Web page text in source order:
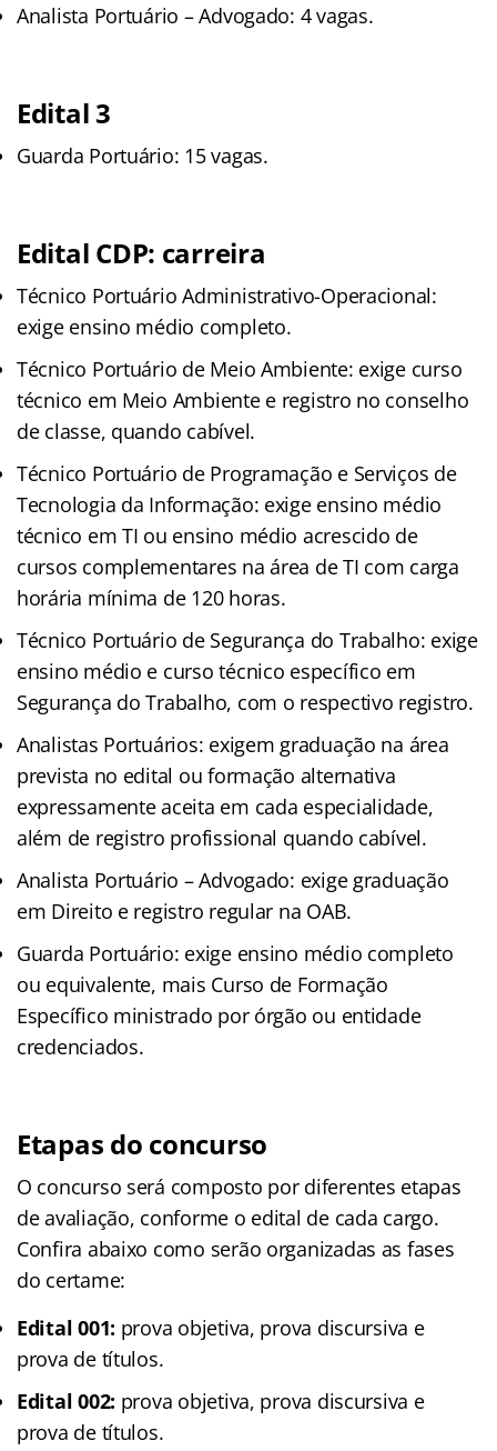
Analista Portuário – Advogado: 4 vagas.
Edital 3
Guarda Portuário: 15 vagas.
Edital CDP: carreira
Técnico Portuário Administrativo-Operacional:
exige ensino médio completo.
Técnico Portuário de Meio Ambiente: exige curso
técnico em Meio Ambiente e registro no conselho
de classe, quando cabível.
Técnico Portuário de Programação e Serviços de
Tecnologia da Informação: exige ensino médio
técnico em TI ou ensino médio acrescido de
cursos complementares na área de TI com carga
horária mínima de 120 horas.
Técnico Portuário de Segurança do Trabalho: exige
ensino médio e curso técnico específico em
Segurança do Trabalho, com o respectivo registro.
Analistas Portuários: exigem graduação na área
prevista no edital ou formação alternativa
expressamente aceita em cada especialidade,
além de registro profissional quando cabível.
Analista Portuário – Advogado: exige graduação
em Direito e registro regular na OAB.
Guarda Portuário: exige ensino médio completo
ou equivalente, mais Curso de Formação
Específico ministrado por órgão ou entidade
credenciados.
Etapas do concurso
O concurso será composto por diferentes etapas
de avaliação, conforme o edital de cada cargo.
Confira abaixo como serão organizadas as fases
do certame:
Edital 001: prova objetiva, prova discursiva e
prova de títulos.
Edital 002: prova objetiva, prova discursiva e
prova de títulos.